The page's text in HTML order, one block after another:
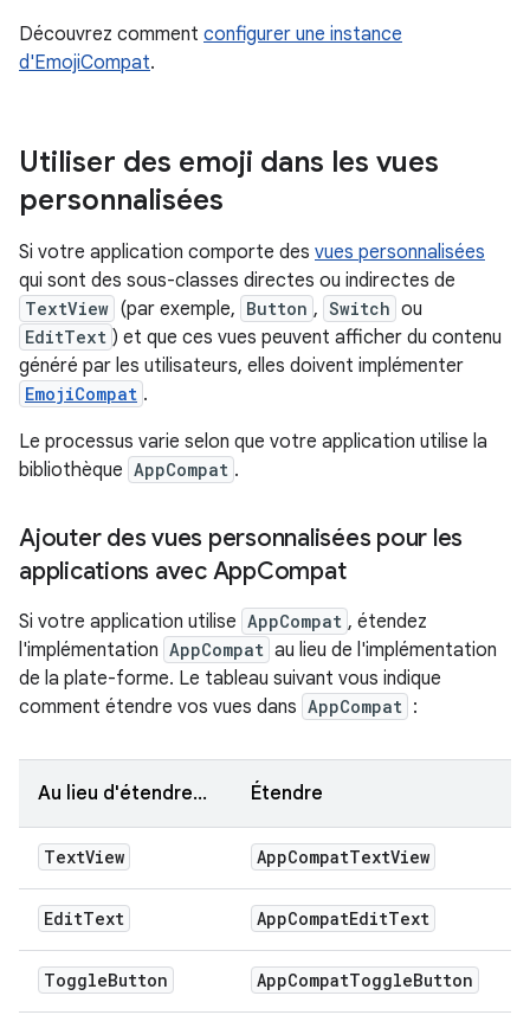
Découvrez comment configurer une instance
d'EmojiCompat.
Utiliser des emoji dans les vues
personnalisées
Si votre application comporte des vues personnalisées
qui sont des sous-classes directes ou indirectes de
TextView (par exemple, Button , Switch ou
EditText ) et que ces vues peuvent afficher du contenu
généré par les utilisateurs, elles doivent implémenter
EmojiCompat .
Le processus varie selon que votre application utilise la
bibliothèque AppCompat .
Ajouter des vues personnalisées pour les
applications avec AppCompat
Si votre application utilise AppCompat , étendez
l'implémentation AppCompat au lieu de l'implémentation
de la plate-forme. Le tableau suivant vous indique
comment étendre vos vues dans AppCompat :
Au lieu d'étendre… Étendre
TextView AppCompatTextView
EditText AppCompatEditText
ToggleButton AppCompatToggleButton